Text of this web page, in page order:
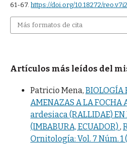
61-67.https://doi.org/10.18272/
Más formatos de cita
Artículos más leídos del
Patricio Mena, BIOLOGÍA
AMENAZAS A LA FOCHA
ardesiaca (RALLIDAE) EN
(IMBABURA, ECUADOR) ,
Ornitología: Vol. 7 Núm. 1